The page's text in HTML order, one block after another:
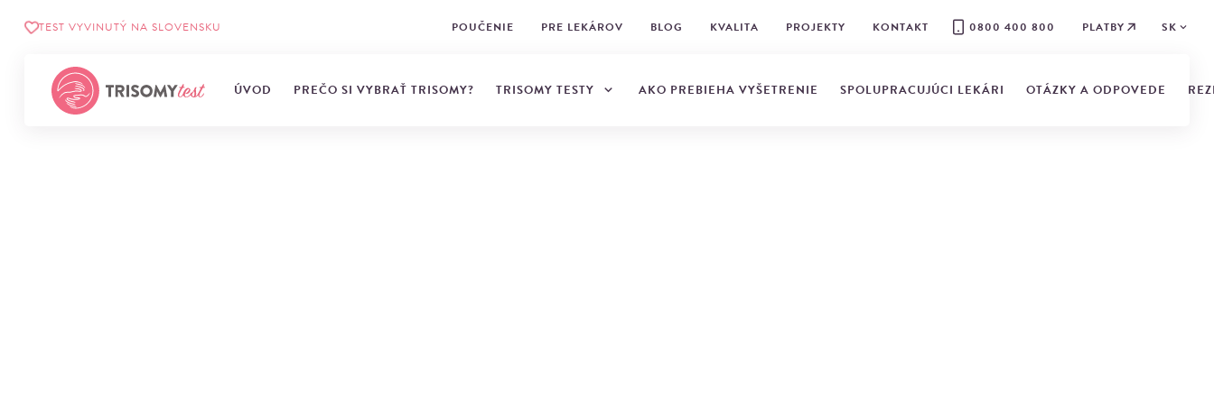
TEST VYVINUTÝ NA SLOVENSKU POUČENIE PRE LEKÁROV BLOG KVALITA PROJEKTY KONTAKT 0800 400 800 PLATBY SK
ÚVOD PREČO SI VYBRAŤ TRISOMY? TRISOMY TESTY AKO PREBIEHA VYŠETRENIE SPOLUPRACUJÚCI LEKÁRI OTÁZKY A ODPOVEDE